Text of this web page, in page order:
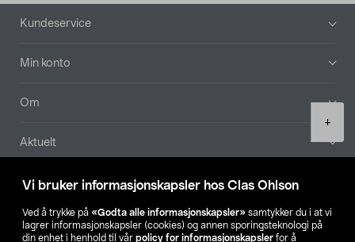
Vi bruker informasjonskapsler hos Clas Ohlson
Ved å trykke på «Godta alle informasjonskapsler» samtykker du i at vi
lagrer informasjonskapsler (cookies) og annen sporingsteknologi på
din enhet i henhold til vår policy for informasjonskapsler for å
+
Bunntekst
Kundeservice
Min konto
Om
Aktuelt
Våre selskaper
Finn din butikk